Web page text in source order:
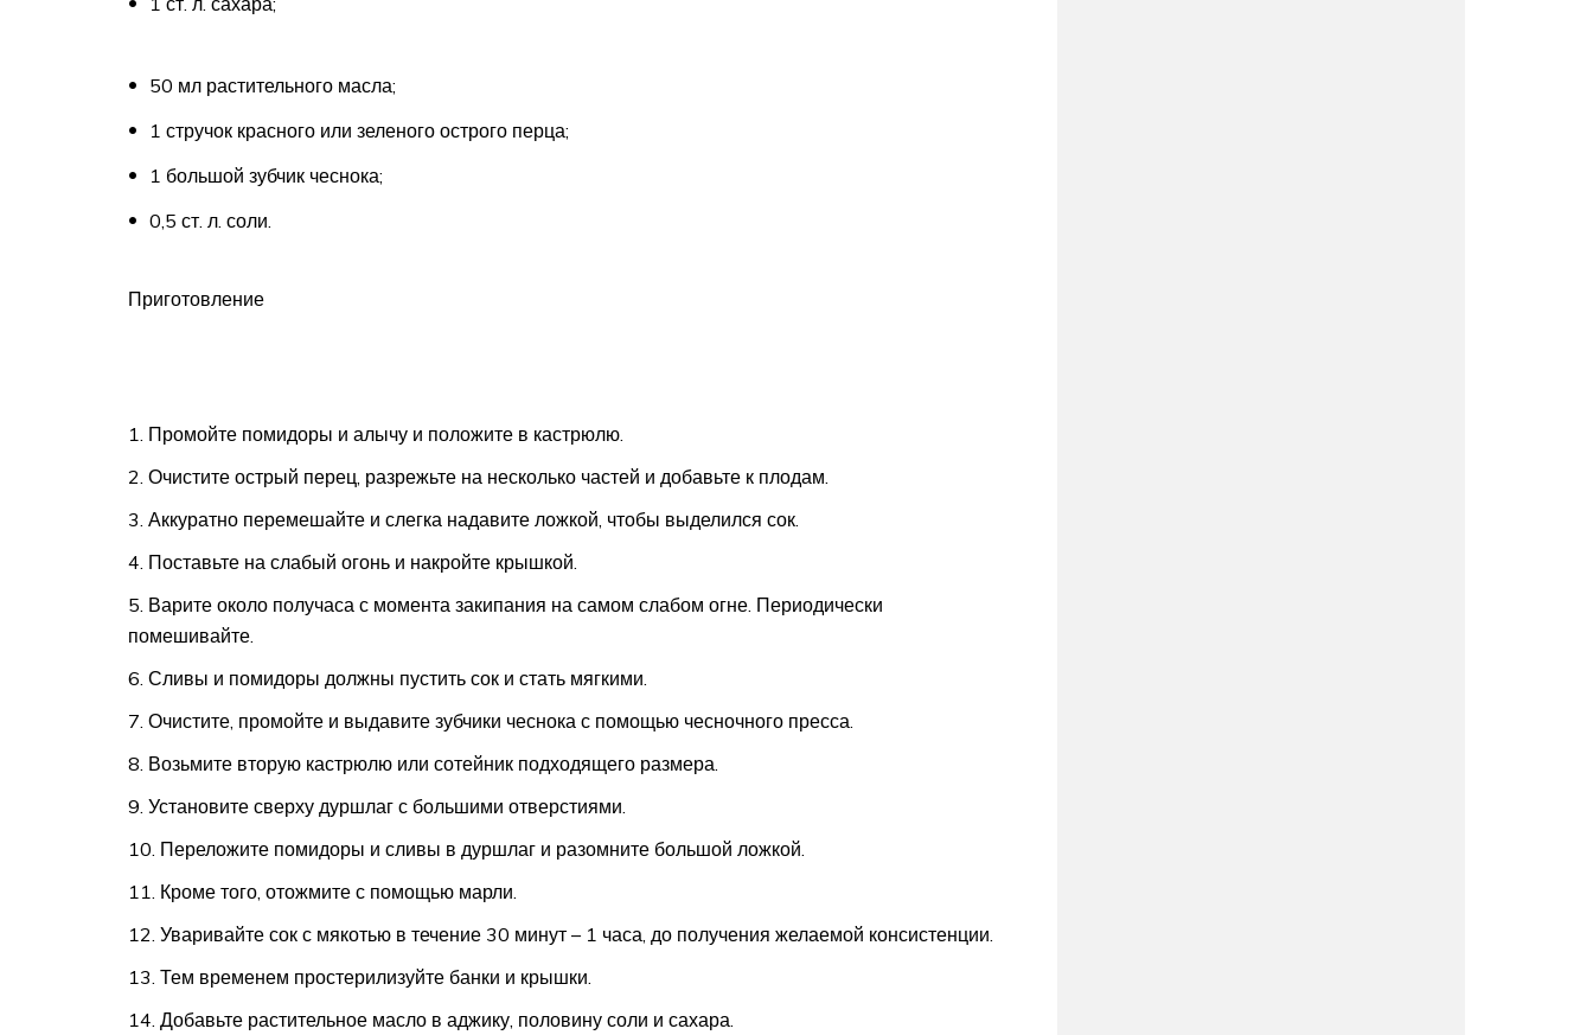
50 мл растительного масла;
1 стручок красного или зеленого острого перца;
1 большой зубчик чеснока;
0,5 ст. л. соли.
Приготовление
Промойте помидоры и алычу и положите в кастрюлю.
Очистите острый перец, разрежьте на несколько частей и добавьте к плодам.
Аккуратно перемешайте и слегка надавите ложкой, чтобы выделился сок.
Поставьте на слабый огонь и накройте крышкой.
Варите около получаса с момента закипания на самом слабом огне. Периодически
помешивайте.
Сливы и помидоры должны пустить сок и стать мягкими.
Очистите, промойте и выдавите зубчики чеснока с помощью чесночного пресса.
Возьмите вторую кастрюлю или сотейник подходящего размера.
Установите сверху дуршлаг с большими отверстиями.
Переложите помидоры и сливы в дуршлаг и разомните большой ложкой.
Кроме того, отожмите с помощью марли.
Уваривайте сок с мякотью в течение 30 минут – 1 часа, до получения желаемой консистенции.
Тем временем простерилизуйте банки и крышки.
Добавьте растительное масло в аджику, половину соли и сахара.